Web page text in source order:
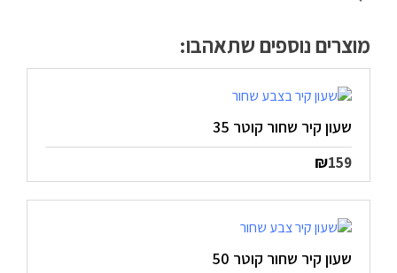
התחבר / הרשם
מוצרים נוספים שתאהבו:
שעון קיר שחור קוטר 35
₪159
שעון קיר שחור קוטר 50